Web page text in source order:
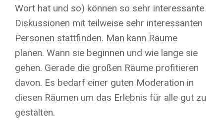
Wort hat und so) können so sehr interessante
Diskussionen mit teilweise sehr interessanten
Personen stattfinden. Man kann Räume
planen. Wann sie beginnen und wie lange sie
gehen. Gerade die großen Räume profitieren
davon. Es bedarf einer guten Moderation in
diesen Räumen um das Erlebnis für alle gut zu
gestalten.